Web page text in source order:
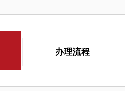
办理流程